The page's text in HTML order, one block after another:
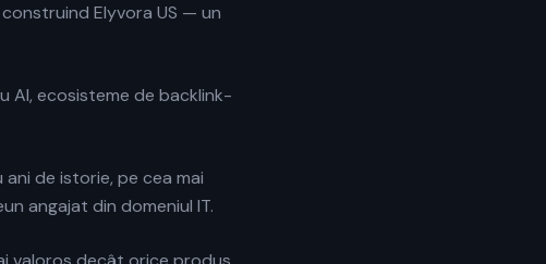
construind Elyvora US — un
AI, ecosisteme de backlink-
de istorie, pe cea mai
angajat din domeniul IT.